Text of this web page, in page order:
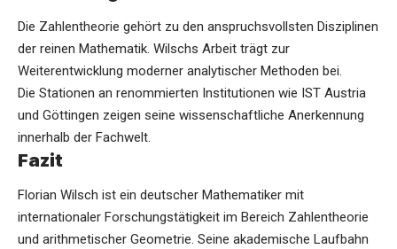
Die Zahlentheorie gehört zu den anspruchsvollsten Disziplinen
der reinen Mathematik. Wilschs Arbeit trägt zur
Weiterentwicklung moderner analytischer Methoden bei.
Die Stationen an renommierten Institutionen wie IST Austria
und Göttingen zeigen seine wissenschaftliche Anerkennung
innerhalb der Fachwelt.
Fazit
Florian Wilsch ist ein deutscher Mathematiker mit
internationaler Forschungstätigkeit im Bereich Zahlentheorie
und arithmetischer Geometrie. Seine akademische Laufbahn